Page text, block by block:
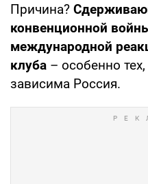
Причина?
конвенционной
международной
клуба – особенно
зависима Россия.